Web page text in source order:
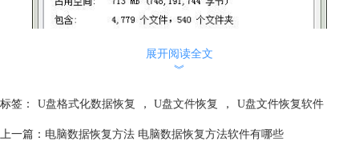
展开阅读全文
︾
标签： U盘格式化数据恢复 ， U盘文件恢复 ， U盘文件恢复软件
上一篇： 电脑数据恢复方法 电脑数据恢复方法软件有哪些